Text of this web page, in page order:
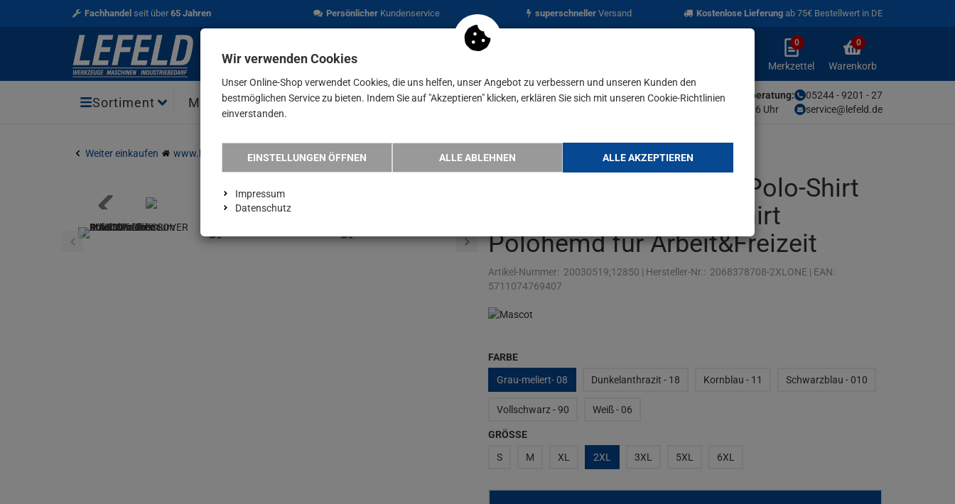
Fachhandel seit über65 Jahren PersönlicherKundenservice superschnellerVersand Kostenlose Lieferung ab 75€ Bestellwert in DE
Merkzettel
aufklappen
0
Merkzettel
Warenkorb
0
Warenkorb
Sortiment Marken Aktionen Blog
05244 - 9201 - 27
service@lefeld.de
Unsere Fachberatung:
Mo-Fr von 9-16 Uhr
Weiter einkaufen www.lefeld.de Bekleidung MASCOT CROSSOVER Polo-Shirt Premium 20683 Poloshi…
MASCOT CROSSOVER Polo-Shirt
Premium 20683 Poloshirt
Polohemd für Arbeit&Freizeit
Artikel-Nummer: 20030519;12850 | Hersteller-Nr.: 2068378708-2XLONE | EAN:
5711074769407
FARBE
Grau-meliert- 08
Dunkelanthrazit - 18 Kornblau - 11 Schwarzblau - 010
Vollschwarz - 90 Weiß - 06
GRÖSSE
S
M XL 2XL 3XL 5XL 6XL
Wir verwenden Cookies
Unser Online-Shop verwendet Cookies, die uns helfen, unser Angebot zu verbessern und unseren Kunden den
bestmöglichen Service zu bieten. Indem Sie auf "Akzeptieren" klicken, erklären Sie sich mit unseren Cookie-Richtlinien
einverstanden.
EINSTELLUNGEN ÖFFNEN ALLE ABLEHNEN ALLE AKZEPTIEREN
Impressum
Datenschutz